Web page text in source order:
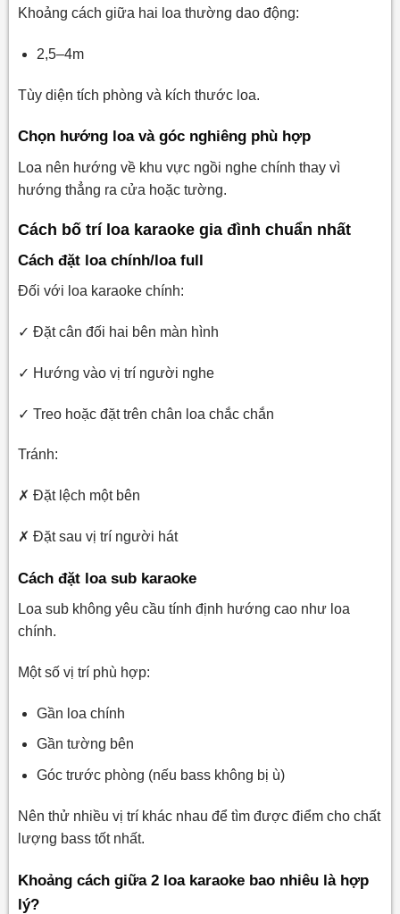
Khoảng cách giữa hai loa thường dao động:
2,5–4m
Tùy diện tích phòng và kích thước loa.
Chọn hướng loa và góc nghiêng phù hợp
Loa nên hướng về khu vực ngồi nghe chính thay vì
hướng thẳng ra cửa hoặc tường.
Cách bố trí loa karaoke gia đình chuẩn nhất
Cách đặt loa chính/loa full
Đối với loa karaoke chính:
✓ Đặt cân đối hai bên màn hình
✓ Hướng vào vị trí người nghe
✓ Treo hoặc đặt trên chân loa chắc chắn
Tránh:
✗ Đặt lệch một bên
✗ Đặt sau vị trí người hát
Cách đặt loa sub karaoke
Loa sub không yêu cầu tính định hướng cao như loa
chính.
Một số vị trí phù hợp:
Gần loa chính
Gần tường bên
Góc trước phòng (nếu bass không bị ù)
Nên thử nhiều vị trí khác nhau để tìm được điểm cho chất
lượng bass tốt nhất.
Khoảng cách giữa 2 loa karaoke bao nhiêu là hợp
lý?